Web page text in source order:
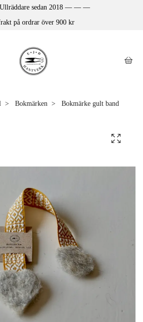
sedan 2018 — — —
på ordrar över 900 kr
Bokmärken Bokmärke gult band